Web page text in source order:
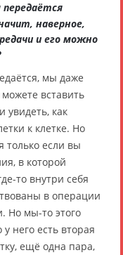
наверное,
и его можно
мы даже
вставить
увидеть, как
к клетке. Но
только если вы
в которой
то внутри себя
в операции
Но мы-то этого
него есть вторая
ещё одна пара,